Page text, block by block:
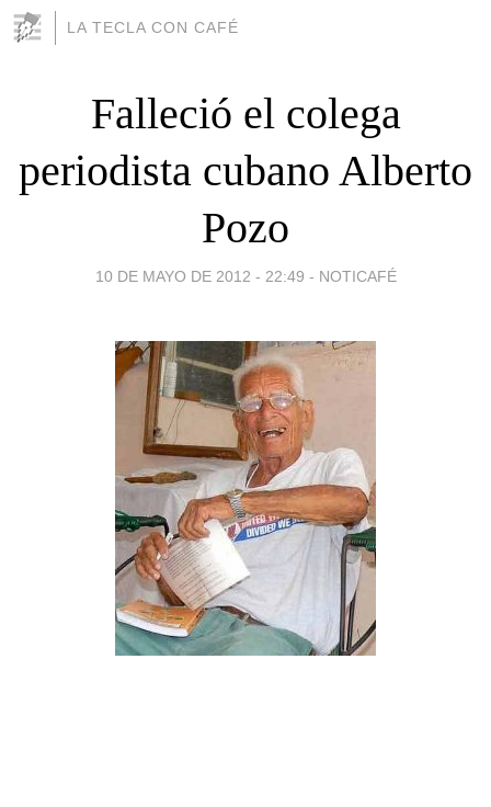
LA TECLA CON CAFÉ
Falleció el colega
periodista cubano Alberto
Pozo
10 DE MAYO DE 2012 - 22:49 - NOTICAFÉ